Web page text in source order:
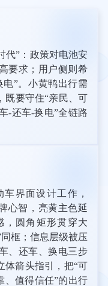
代”：政策对电池安
要求；用户侧则希
”。小黄鸭出行需
既要守住“亲民、可
-还车-换电”全链路
界面设计工作，
心智，亮黄主色延
，圆角矩形贯穿大
框；信息层级被压
、还车、换电三步
体箭头指引，把“可
、值得信任”的出行